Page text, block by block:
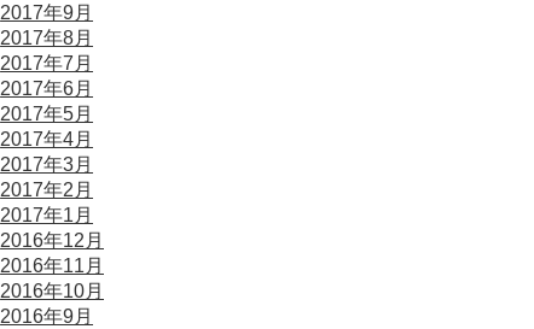
2017年9月
2017年8月
2017年7月
2017年6月
2017年5月
2017年4月
2017年3月
2017年2月
2017年1月
2016年12月
2016年11月
2016年10月
2016年9月